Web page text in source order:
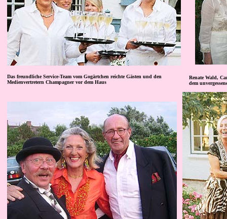
Das freundliche Service-Team vom Gogärtchen reichte Gästen und den
Medienvertretern Champagner vor dem Haus
Renate Wald,
dem